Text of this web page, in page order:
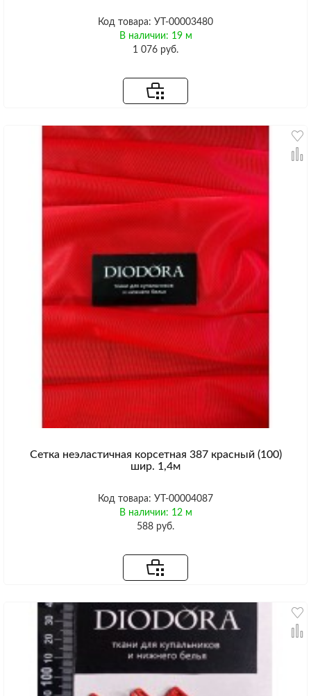
Код товара: УТ-00003480
В наличии: 19 м
1 076 руб.
Сетка неэластичная корсетная 387 красный (100)
шир. 1,4м
Код товара: УТ-00004087
В наличии: 12 м
588 руб.